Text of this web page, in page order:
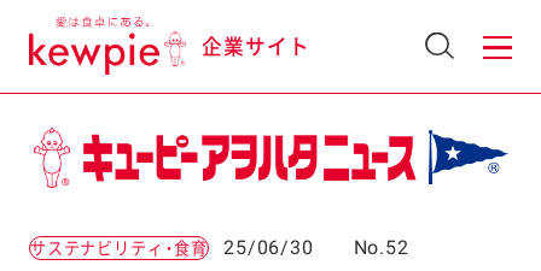
企業サイト
サステナビリティ・食育 25/06/30 No.52